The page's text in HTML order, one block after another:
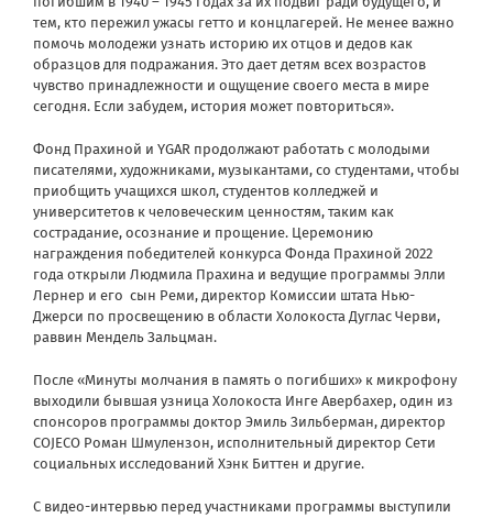
тем, кто пережил ужасы гетто и концлагерей. Не менее важно
помочь молодежи узнать историю их отцов и дедов как
образцов для подражания. Это дает детям всех возрастов
чувство принадлежности и ощущение своего места в мире
сегодня. Если забудем, история может повториться».
Фонд Прахиной и YGAR продолжают работать с молодыми
писателями, художниками, музыкантами, со студентами, чтобы
приобщить учащихся школ, студентов колледжей и
университетов к человеческим ценностям, таким как
сострадание, осознание и прощение. Церемонию
награждения победителей конкурса Фонда Прахиной 2022
года открыли Людмила Прахина и ведущие программы Элли
Лернер и его сын Реми, директор Комиссии штата Нью-
Джерси по просвещению в области Холокоста Дуглас Черви,
раввин Мендель Зальцман.
После «Минуты молчания в память о погибших» к микрофону
выходили бывшая узница Холокоста Инге Авербахер, один из
спонсоров программы доктор Эмиль Зильберман, директор
СOJECO Роман Шмулензон, исполнительный директор Сети
социальных исследований Хэнк Биттен и другие.
С видео-интервью перед участниками программы выступили